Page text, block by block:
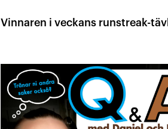
Vinnaren i veckans runstreak-